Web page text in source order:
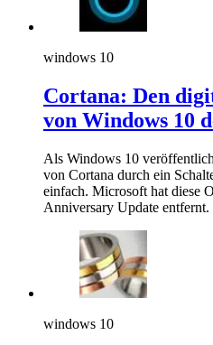
windows 10
Cortana: Den
von Windows 10
Als Windows 10
von Cortana durch ein
einfach. Microsoft hat diese
Anniversary Update entfernt.
windows 10